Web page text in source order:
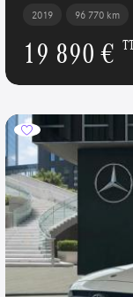
2019 96 770 km
19 890 €